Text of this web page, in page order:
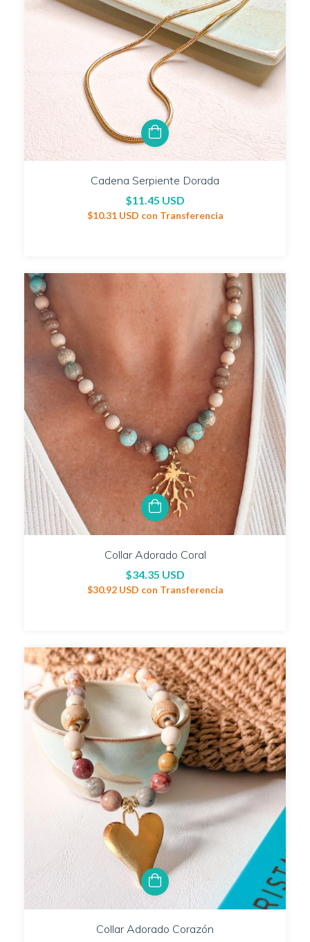
Cadena Serpiente Dorada
$11.45 USD
$10.31 USD con Transferencia
Collar Adorado Coral
$34.35 USD
$30.92 USD con Transferencia
Collar Adorado Corazón